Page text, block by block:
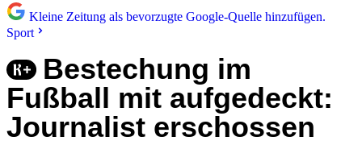
Kleine Zeitung als bevorzugte Google-Quelle hinzufügen.
Sport
Bestechung im
Fußball mit aufgedeckt:
Journalist erschossen